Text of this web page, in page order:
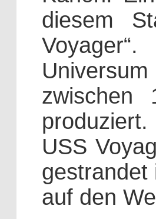
diesem
produziert.
USS
gestrandet
auf den